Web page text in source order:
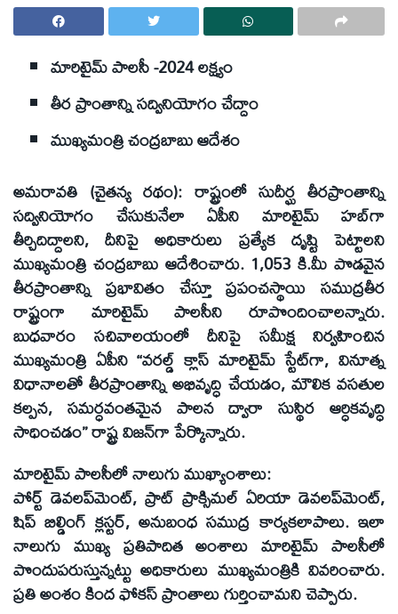
మారిటైమ్‌ పాలసీ -2024 లక్ష్యం
తీర ప్రాంతాన్ని సద్వినియోగం చేద్దాం
ముఖ్యమంత్రి చంద్రబాబు ఆదేశం
అమరావతి (చైతన్య రథం): రాష్ట్రంలో సుదీర్ఘ తీరప్రాంతాన్ని
సద్వినియోగం చేసుకునేలా ఏపీని మారిటైమ్‌ హబ్‌గా
తీర్చిదిద్దాలని, దీనిపై అధికారులు ప్రత్యేక దృష్టి పెట్టాలని
ముఖ్యమంత్రి చంద్రబాబు ఆదేశించారు. 1,053 కి.మీ పొడవైన
తీరప్రాంతాన్ని ప్రభావితం చేస్తూ ప్రపంచస్థాయి సముద్రతీర
రాష్ట్రంగా మారిటైమ్‌ పాలసీని రూపొందించాలన్నారు.
బుధవారం సచివాలయంలో దీనిపై సమీక్ష నిర్వహించిన
ముఖ్యమంత్రి ఏపీని ‘‘వరల్డ్‌ క్లాస్‌ మారిటైమ్‌ స్టేట్‌గా, వినూత్న
విధానాలతో తీరప్రాంతాన్ని అభివృద్ధి చేయడం, మౌలిక వసతుల
కల్పన, సమర్ధవంతమైన పాలన ద్వారా సుస్థిర ఆర్ధికవృద్ధి
సాధించడం’’ రాష్ట్ర విజన్‌గా పేర్కొన్నారు.
మారిటైమ్‌ పాలసీలో నాలుగు ముఖ్యాంశాలు:
పోర్ట్‌ డెవలప్‌మెంట్‌, ప్రాట్‌ ప్రాక్సిమల్‌ ఏరియా డెవలప్‌మెంట్‌,
షిప్‌ బిల్డింగ్‌ క్లస్టర్‌, అనుబంధ సముద్ర కార్యకలాపాలు. ఇలా
నాలుగు ముఖ్య ప్రతిపాదిత అంశాలు మారిటైమ్‌ పాలసీలో
పొందుపరుస్తున్నట్టు అధికారులు ముఖ్యమంత్రికి వివరించారు.
ప్రతి అంశం కింద ఫోకస్‌ ప్రాంతాలు గుర్తించామని చెప్పారు.